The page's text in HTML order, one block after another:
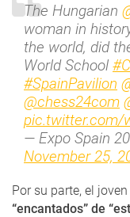
The Hungarian
woman in
the world, did
World School
#SpainPavilion
@chess24com
pic.twitter.com/
— Expo Spain
November 25,
Por su parte, el
“encantados” de